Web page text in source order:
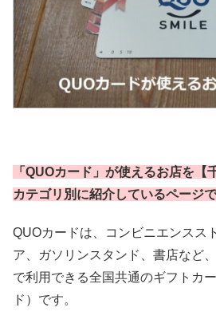
「QUOカード」が使えるお店を【
カテゴリ別に紹介しているページで
QUOカードは、コンビニエンスス
ア、ガソリンスタンド、書店など
で利用できる全国共通のギフトカ
ド）です。